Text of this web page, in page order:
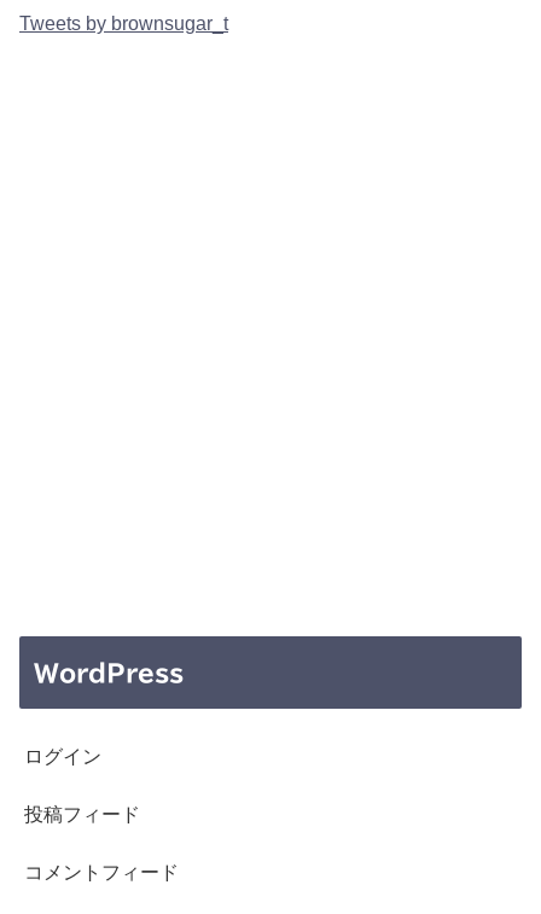
Tweets by brownsugar_t
WordPress
ログイン
投稿フィード
コメントフィード